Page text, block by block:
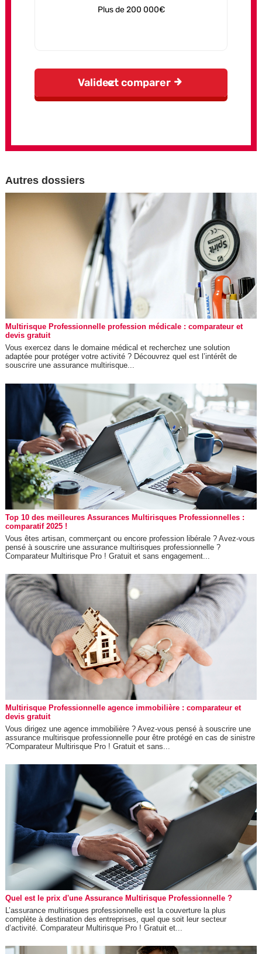
Autres dossiers
Multirisque Professionnelle profession médicale : comparateur et
devis gratuit
Vous exercez dans le domaine médical et recherchez une solution
adaptée pour protéger votre activité ? Découvrez quel est l’intérêt de
souscrire une assurance multirisque...
Top 10 des meilleures Assurances Multirisques Professionnelles :
comparatif 2025 !
Vous êtes artisan, commerçant ou encore profession libérale ? Avez-vous
pensé à souscrire une assurance multirisques professionnelle ?
Comparateur Multirisque Pro ! Gratuit et sans engagement...
Multirisque Professionnelle agence immobilière : comparateur et
devis gratuit
Vous dirigez une agence immobilière ? Avez-vous pensé à souscrire une
assurance multirisque professionnelle pour être protégé en cas de sinistre
?Comparateur Multirisque Pro ! Gratuit et sans...
Quel est le prix d'une Assurance Multirisque Professionnelle ?
L’assurance multirisques professionnelle est la couverture la plus
complète à destination des entreprises, quel que soit leur secteur
d’activité. Comparateur Multirisque Pro ! Gratuit et...